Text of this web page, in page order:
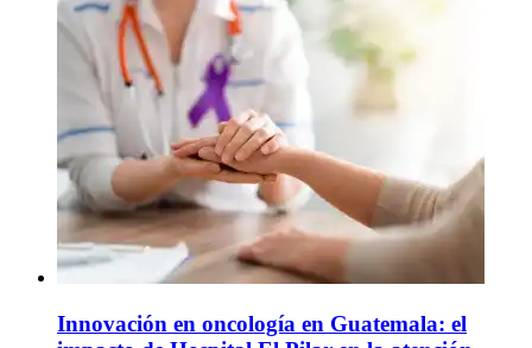
Innovación en oncología en Guatemala: el